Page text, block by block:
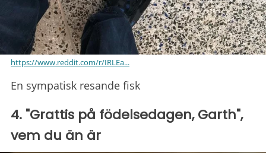
https://www.reddit.com/r/IRLEa...
En sympatisk resande fisk
4. "Grattis på födelsedagen, Garth",
vem du än är